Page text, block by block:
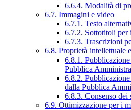
6.6.4. Modalità di
6.7. Immagini e video
6.7.1. Testo
6.7.2. Sottotitoli per
6.7.3. Trascrizioni
6.8. Proprietà intellettuale
6.8.1.
Pubblica
6.8.2.
dalla Pubblica
6.8.3. Consenso dei
6.9. Ottimizzazione per i